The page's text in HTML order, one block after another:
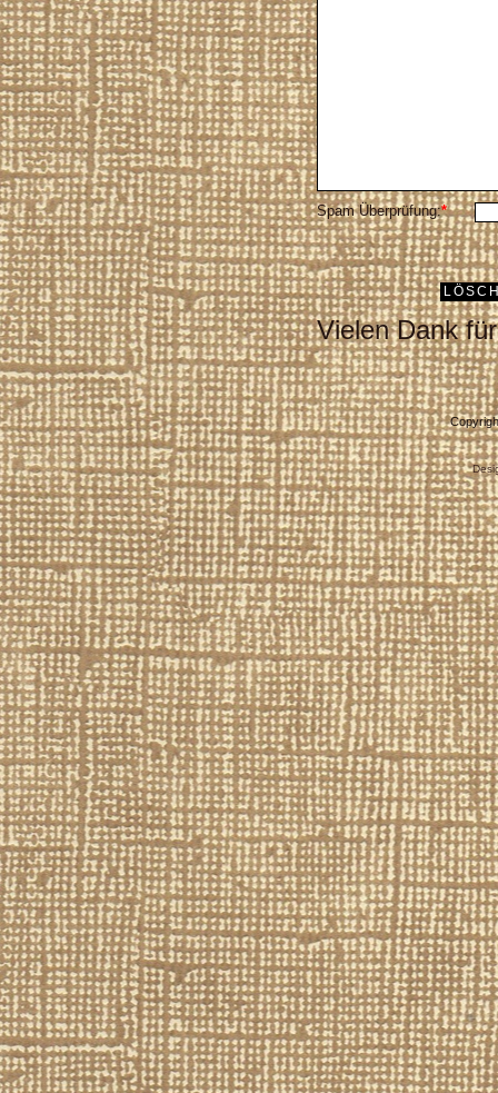
Spam Überprüfung:*
Vielen Dank